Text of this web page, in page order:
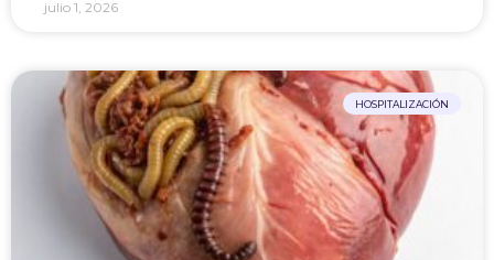
julio 1, 2026
HOSPITALIZACIÓN